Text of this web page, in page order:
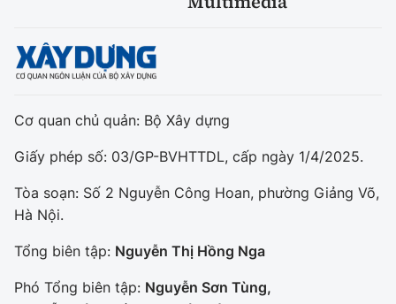
Cơ quan chủ quản: Bộ Xây dựng
Giấy phép số: 03/GP-BVHTTDL, cấp ngày 1/4/2025.
Tòa soạn: Số 2 Nguyễn Công Hoan, phường Giảng Võ,
Hà Nội.
Tổng biên tập: Nguyễn Thị Hồng Nga
Phó Tổng biên tập: Nguyễn Sơn Tùng,